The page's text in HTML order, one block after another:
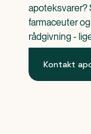
apoteksvarer?
farmaceuter
rådgivning -
Kontakt